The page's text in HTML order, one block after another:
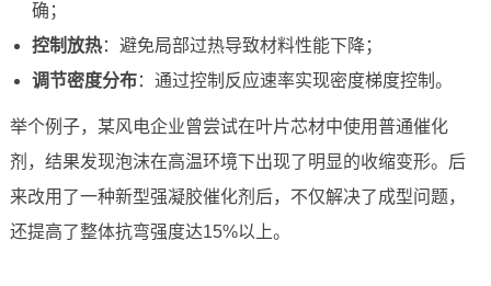
确；
控制放热：避免局部过热导致材料性能下降；
调节密度分布：通过控制反应速率实现密度梯度控制。
举个例子，某风电企业曾尝试在叶片芯材中使用普通催化
剂，结果发现泡沫在高温环境下出现了明显的收缩变形。后
来改用了一种新型强凝胶催化剂后，不仅解决了成型问题，
还提高了整体抗弯强度达15%以上。